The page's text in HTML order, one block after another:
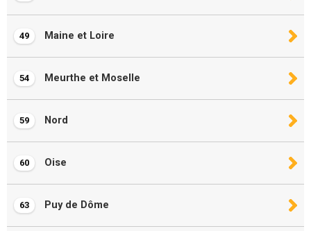
49 Maine et Loire
54 Meurthe et Moselle
59 Nord
60 Oise
63 Puy de Dôme